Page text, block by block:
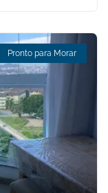
Pronto para Morar